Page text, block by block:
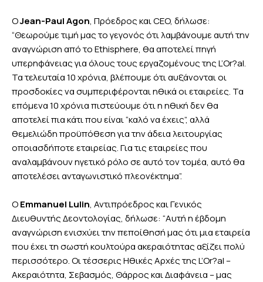
ΟJean-Paul Agon, Πρόεδρος και CEO, δήλωσε:
“Θεωρούμε τιμή μας το γεγονός ότι λαμβάνουμε αυτή την
αναγνώριση από το Ethisphere, θα αποτελεί πηγή
υπερηφάνειας για όλους τους εργαζομένους της L’Or?al.
Τα τελευταία 10 χρόνια, βλέπουμε ότι αυξάνονται οι
προσδοκίες να συμπεριφέρονται ηθικά οι εταιρείες. Τα
επόμενα 10 χρόνια πιστεύουμε ότι η ηθική δεν θα
αποτελεί πια κάτι που είναι “καλό να έχεις”, αλλά
θεμελιώδη προϋπόθεση για την άδεια λειτουργίας
οποιασδήποτε εταιρείας. Για τις εταιρείες που
αναλαμβάνουν ηγετικό ρόλο σε αυτό τον τομέα, αυτό θα
αποτελέσει ανταγωνιστικό πλεονέκτημα”.
ΟEmmanuel Lulin, Αντιπρόεδρος και Γενικός
Διευθυντής Δεοντολογίας, δήλωσε: “Αυτή η έβδομη
αναγνώριση ενισχύει την πεποίθησή μας ότι μια εταιρεία
που έχει τη σωστή κουλτούρα ακεραιότητας αξίζει πολύ
περισσότερο. Οι τέσσερις Ηθικές Αρχές της L’Or?al –
Ακεραιότητα, Σεβασμός, Θάρρος και Διαφάνεια – μας